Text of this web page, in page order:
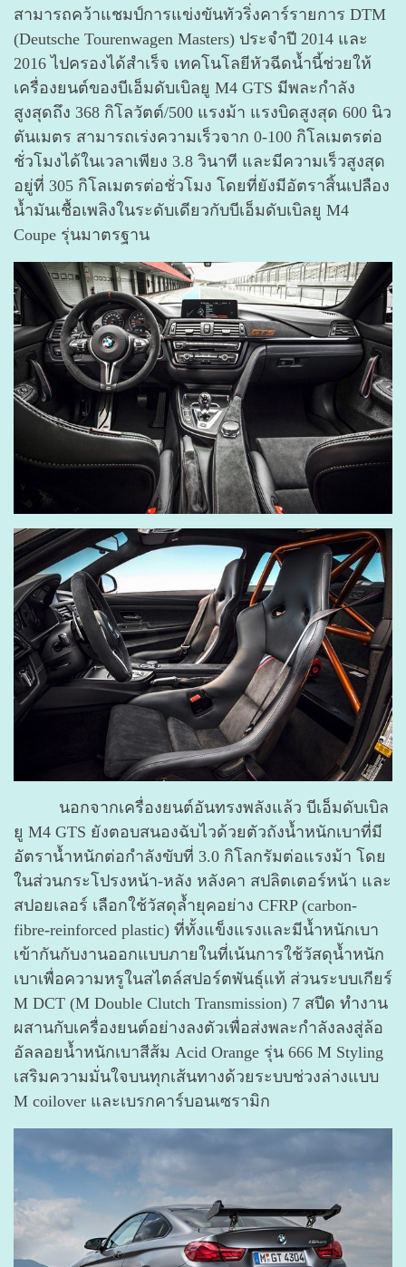
สามารถคว้าแชมป์การแข่งขันทัวริ่งคาร์รายการ DTM
(Deutsche Tourenwagen Masters) ประจำปี 2014 และ
2016 ไปครองได้สำเร็จ เทคโนโลยีหัวฉีดน้ำนี้ช่วยให้
เครื่องยนต์ของบีเอ็มดับเบิลยู M4 GTS มีพละกำลัง
สูงสุดถึง 368 กิโลวัตต์/500 แรงม้า แรงบิดสูงสุด 600 นิว
ตันเมตร สามารถเร่งความเร็วจาก 0-100 กิโลเมตรต่อ
ชั่วโมงได้ในเวลาเพียง 3.8 วินาที และมีความเร็วสูงสุด
อยู่ที่ 305 กิโลเมตรต่อชั่วโมง โดยที่ยังมีอัตราสิ้นเปลือง
น้ำมันเชื้อเพลิงในระดับเดียวกับบีเอ็มดับเบิลยู M4
Coupe รุ่นมาตรฐาน
นอกจากเครื่องยนต์อันทรงพลังแล้ว บีเอ็มดับเบิล
ยู M4 GTS ยังตอบสนองฉับไวด้วยตัวถังน้ำหนักเบาที่มี
อัตราน้ำหนักต่อกำลังขับที่ 3.0 กิโลกรัมต่อแรงม้า โดย
ในส่วนกระโปรงหน้า-หลัง หลังคา สปลิตเตอร์หน้า และ
สปอยเลอร์ เลือกใช้วัสดุล้ำยุคอย่าง CFRP (carbon-
fibre-reinforced plastic) ที่ทั้งแข็งแรงและมีน้ำหนักเบา
เข้ากันกับงานออกแบบภายในที่เน้นการใช้วัสดุน้ำหนัก
เบาเพื่อความหรูในสไตล์สปอร์ตพันธุ์แท้ ส่วนระบบเกียร์
M DCT (M Double Clutch Transmission) 7 สปีด ทำงาน
ผสานกับเครื่องยนต์อย่างลงตัวเพื่อส่งพละกำลังลงสู่ล้อ
อัลลอยน้ำหนักเบาสีส้ม Acid Orange รุ่น 666 M Styling
เสริมความมั่นใจบนทุกเส้นทางด้วยระบบช่วงล่างแบบ
M coilover และเบรกคาร์บอนเซรามิก